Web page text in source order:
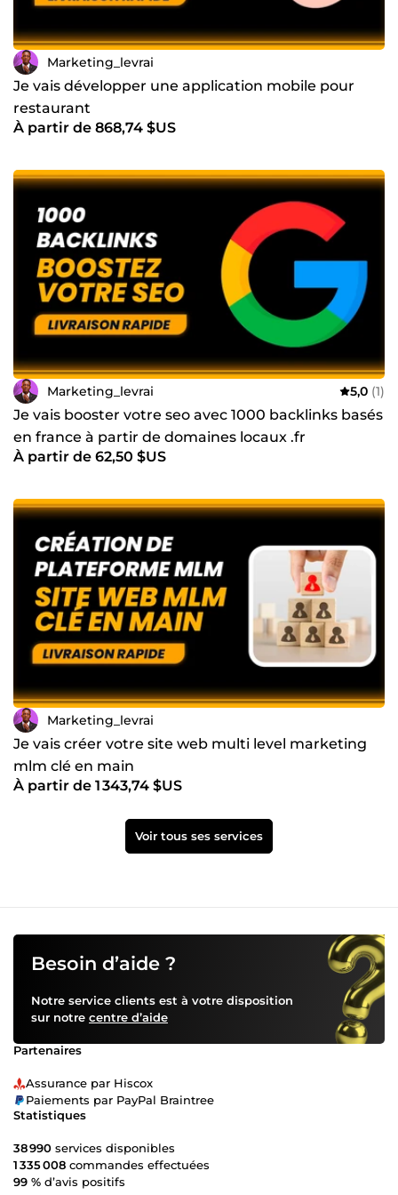
Marketing_levrai
Je vais développer une application mobile pour
restaurant
À partir de 868,74 $US
Marketing_levrai 5,0 (1)
Je vais booster votre seo avec 1000 backlinks basés
en france à partir de domaines locaux .fr
À partir de 62,50 $US
Marketing_levrai
Je vais créer votre site web multi level marketing
mlm clé en main
À partir de 1 343,74 $US
Voir tous ses services
Besoin d’aide ?
Notre service clients est à votre disposition
sur notre centre d’aide
Partenaires
Assurance par Hiscox
Paiements par PayPal Braintree
Statistiques
38 990 services disponibles
1 335 008 commandes effectuées
99 % d’avis positifs